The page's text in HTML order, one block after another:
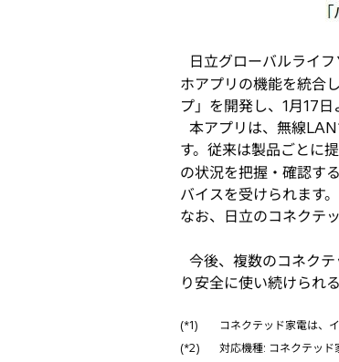
日立グローバルライ
ホアプリの機能を統合
プ」を開発し、1月17日
本アプリは、無線
す。従来は製品ごとに
の状況を把握・確認す
バイスを受けられます
なお、日立のコネクテ
今後、複数のコネク
り安全に使い続けられ
(*1)
コネクテッド家電は、
(*2)
対応機種: コネクテッド